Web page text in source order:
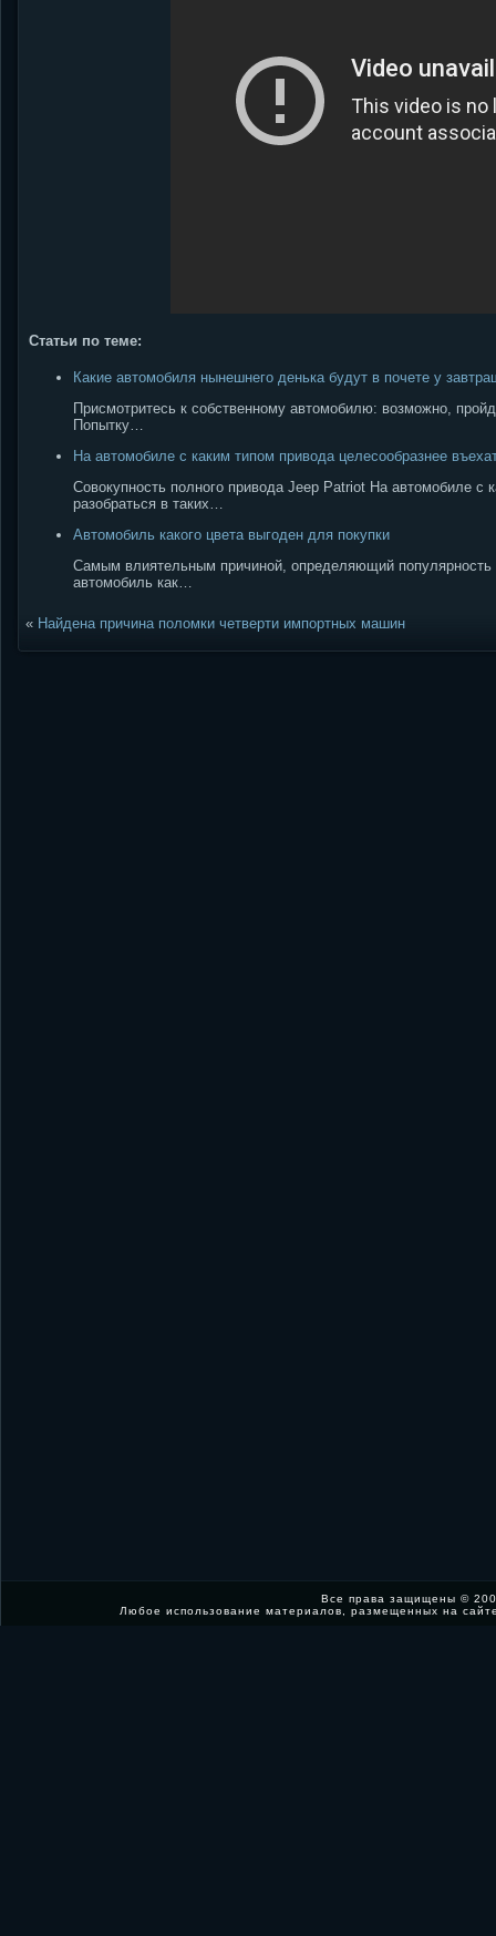
Статьи по теме:
Какие автомобиля нынешнего денька будут в почете у
Присмотритесь к собственному автомобилю: возможно,
Попытку…
На автомобиле с каким типом привода целесообразнее
Совокупность полного привода Jeep Patriot На автомобиле
разобраться в таких…
Автомобиль какого цвета выгоден для покупки
Самым влиятельным причиной, определяющий популярность
автомобиль как…
« Найдена причина поломки четверти импортных машин
Все права защищены ©
Любое использование материалов, размещенных на